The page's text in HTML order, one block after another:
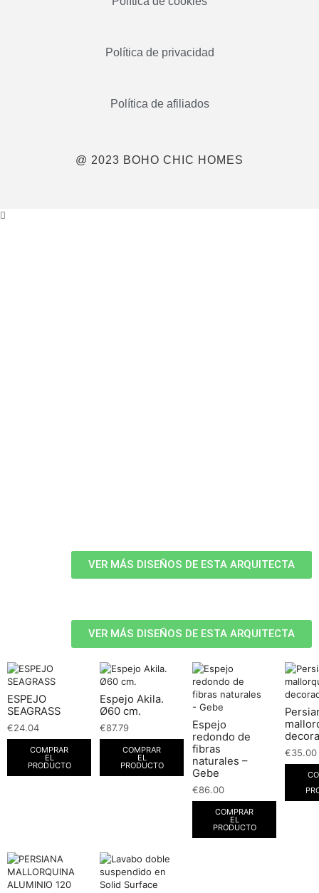
Política de privacidad
Política de afiliados
@ 2023 BOHO CHIC HOMES
VER MÁS DISEÑOS DE ESTA ARQUITECTA
VER MÁS DISEÑOS DE ESTA ARQUITECTA
ESPEJO
SEAGRASS
€24.04
COMPRAR
EL
PRODUCTO
Espejo Akila.
Ø60 cm.
€87.79
COMPRAR
EL
PRODUCTO
Espejo
redondo de
fibras
naturales –
Gebe
€86.00
COMPRAR
EL
PRODUCTO
€35.00